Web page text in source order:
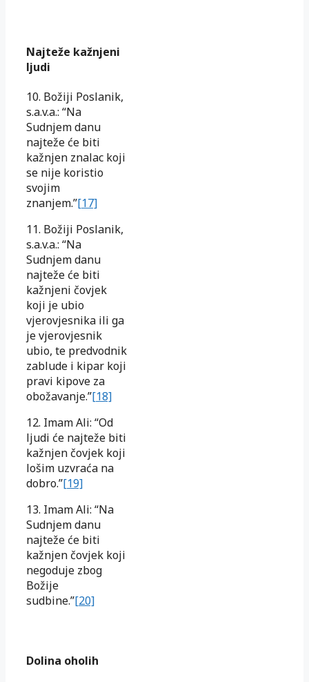
Najteže kažnjeni
ljudi
10. Božiji Poslanik,
s.a.v.a.: “Na
Sudnjem danu
najteže će biti
kažnjen znalac koji
se nije koristio
svojim
znanjem.”[17]
11. Božiji Poslanik,
s.a.v.a.: “Na
Sudnjem danu
najteže će biti
kažnjeni čovjek
koji je ubio
vjerovjesnika ili ga
je vjerovjesnik
ubio, te predvodnik
zablude i kipar koji
pravi kipove za
obožavanje.”[18]
12. Imam Ali: “Od
ljudi će najteže biti
kažnjen čovjek koji
lošim uzvraća na
dobro.”[19]
13. Imam Ali: “Na
Sudnjem danu
najteže će biti
kažnjen čovjek koji
negoduje zbog
Božije
sudbine.”[20]
Dolina oholih